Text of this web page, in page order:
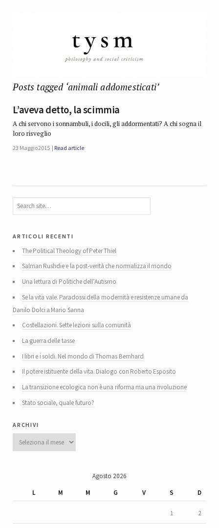
Posts tagged ‘animali addomesticati’
L’aveva detto, la scimmia
A chi servono i sonnambuli, i docili, gli addormentati? A chi sogna il
loro risveglio
23 Maggio 2015 Read article
articoli recenti
The Political Theology of Peter Thiel
Salman Rushdie e la post-verità che normalizza il mondo
Una lettura di Politiche dell’Autismo
Se la vita vale. Paradossi della modernità e resistenze umane da
Danilo Dolci a Mario Sanna
Costellazioni. Sette lezioni sulla comunità
La guerra delle tasse
I libri e i soldi. Nel mondo di Thomas Bernhard
Il potere istituente della vita. Dialogo con Roberto Esposito
La transizione ecologica non è una riforma ma una rivoluzione
Stato sociale, quale futuro?
archivi
Archivi
Agosto 2026
L
M M G V S D
1 2